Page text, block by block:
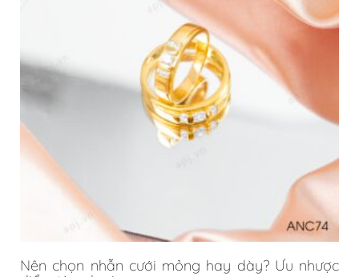
Nên chọn nhẫn cưới mỏng hay dày? Ưu nhược